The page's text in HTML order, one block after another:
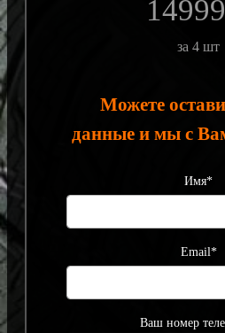
за 4 шт
Можете
данные и мы с
Имя*
Email*
Ваш номер